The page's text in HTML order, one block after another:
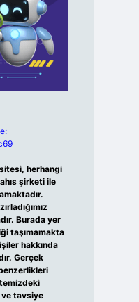
herhangi
şirketi ile
Burada yer
taşımamakta
hakkında
Gerçek
tavsiye